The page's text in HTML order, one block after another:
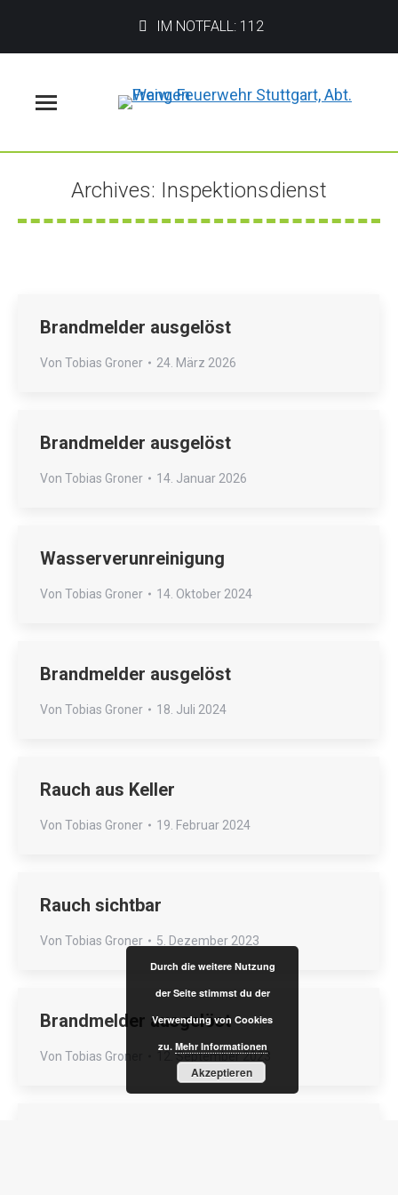
IM NOTFALL: 112
Archives: Inspektionsdienst
Sie befinden sich hier:
Brandmelder ausgelöst
Von Tobias Groner 24. März 2026
Brandmelder ausgelöst
Von Tobias Groner 14. Januar 2026
Wasserverunreinigung
Von Tobias Groner 14. Oktober 2024
Brandmelder ausgelöst
Von Tobias Groner 18. Juli 2024
Rauch aus Keller
Von Tobias Groner 19. Februar 2024
Rauch sichtbar
Von Tobias Groner 5. Dezember 2023
Brandmelder ausgelöst
Von Tobias Groner 12. September 2023
Durch die weitere Nutzung
der Seite stimmst du der
Verwendung von Cookies
zu. Mehr Informationen
Akzeptieren